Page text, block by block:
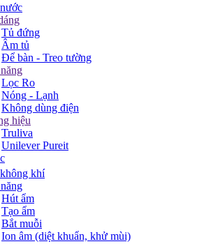
Tủ đứng
Âm tủ
Để bàn - Treo tường
Lọc Ro
Nóng - Lạnh
Không dùng điện
hiệu
Truliva
Unilever Pureit
khí
Hút ẩm
Tạo ẩm
Bắt muỗi
Ion âm (diệt khuẩn, khử mùi)